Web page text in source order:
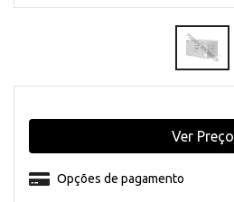
Opções de pagamento
Ver Preço